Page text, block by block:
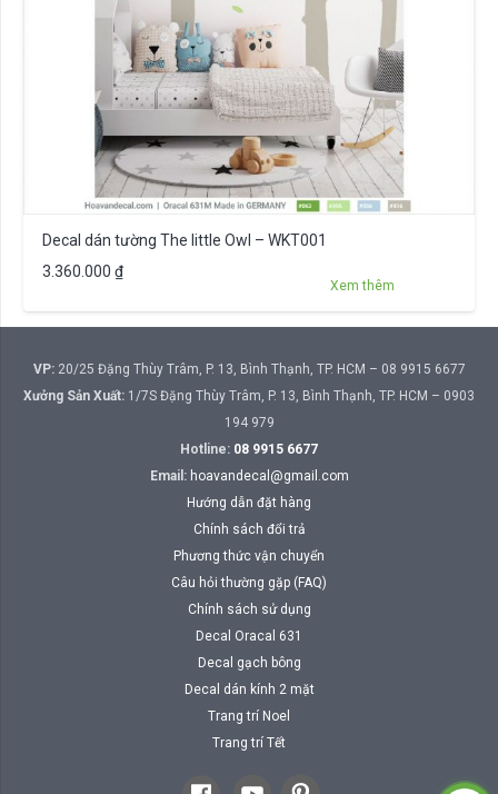
Decal dán tường The little Owl – WKT001
3.360.000 ₫
Xem thêm
VP:20/25 Đặng Thùy Trâm, P. 13, Bình Thạnh, TP. HCM – 08 9915 6677
Xưởng Sản Xuất: 1/7S Đặng Thùy Trâm, P. 13, Bình Thạnh, TP. HCM – 0903
194 979
Hotline: 08 9915 6677
Email: hoavandecal@gmail.com
Hướng dẫn đặt hàng
Chính sách đổi trả
Phương thức vận chuyển
Câu hỏi thường gặp (FAQ)
Chính sách sử dụng
Decal Oracal 631
Decal gạch bông
Decal dán kính 2 mặt
Trang trí Noel
Trang trí Tết